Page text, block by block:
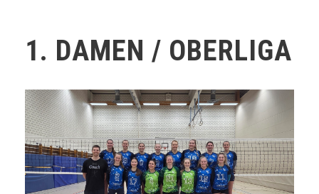
1. DAMEN / OBERLIGA